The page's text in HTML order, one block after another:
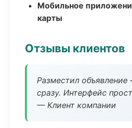
Мобильное
карты
Отзывы клиентов
Разместил
сразу. Интерфейс
— Клиент компании